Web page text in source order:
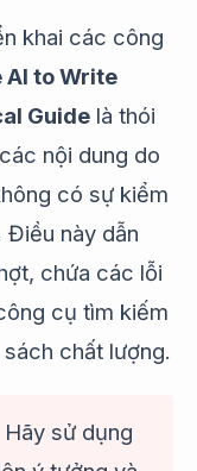
khai các công
AI to Write
Guide là thói
nội dung do
có sự kiểm
Điều này dẫn
chứa các lỗi
cụ tìm kiếm
chất lượng.
Hãy sử dụng